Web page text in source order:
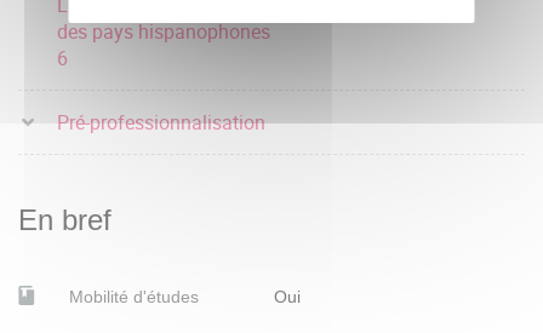
des pays hispanophones
6
Pré-professionnalisation
En bref
Mobilité d'études Oui